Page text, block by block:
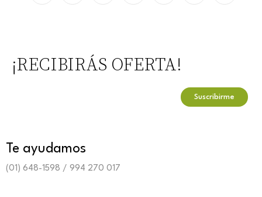
¡RECIBIRÁS OFERTA!
Te ayudamos
(01) 648-1598 / 994 270 017